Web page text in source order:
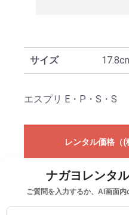
サイズ
エスプリ E・P・S・S
レンタル価格（
ナガヨレンタ
ご質問を入力するか、AI画面内